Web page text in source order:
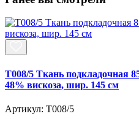
T008/5 Ткань подкладочная
48% вискоза, шир. 145 см
Артикул: T008/5